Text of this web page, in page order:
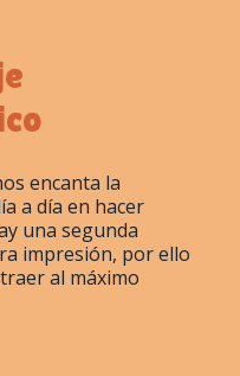
encanta la
a día en hacer
una segunda
impresión, por ello
al máximo